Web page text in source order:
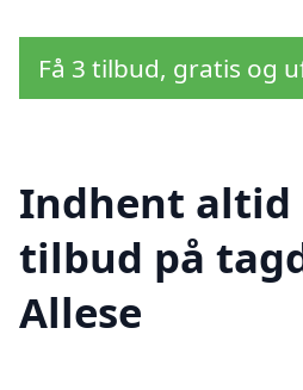
Få 3 tilbud, gratis og
Indhent altid
tilbud på
Allese